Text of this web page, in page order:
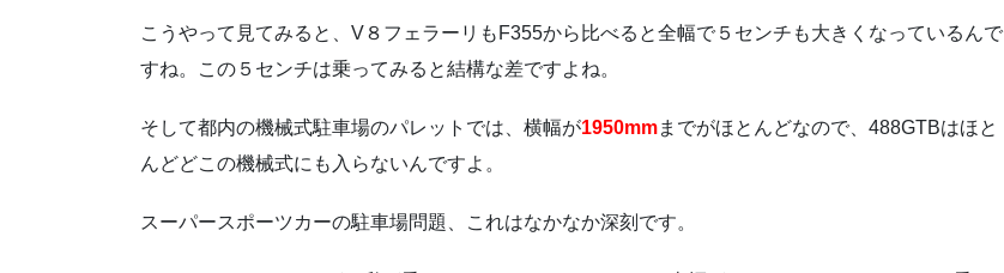
こうやって見てみると、V８フェラーリもF355から比べると全幅で５センチも大きくなっているんで
すね。この５センチは乗ってみると結構な差ですよね。
そして都内の機械式駐車場のパレットでは、横幅が1950mmまでがほとんどなので、488GTBはほと
んどどこの機械式にも入らないんですよ。
スーパースポーツカーの駐車場問題、これはなかなか深刻です。